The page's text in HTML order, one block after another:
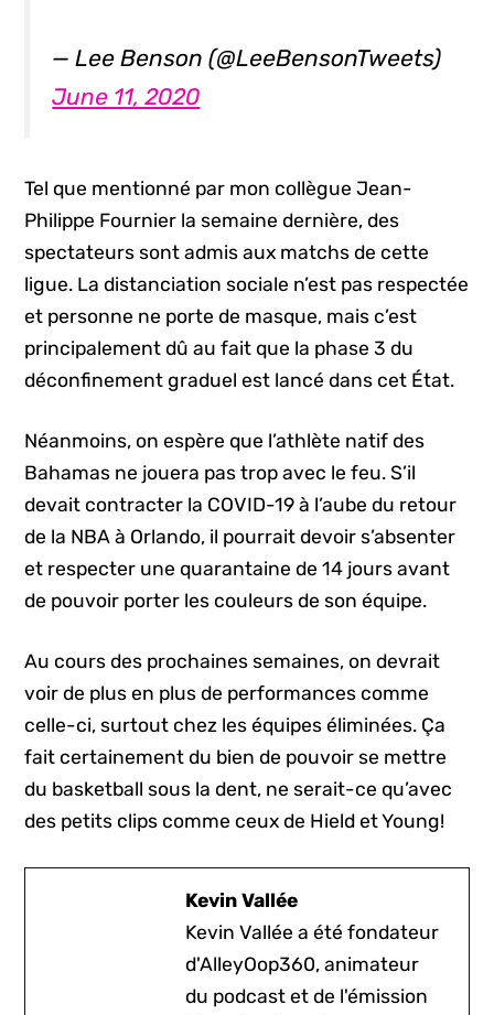
— Lee Benson (@LeeBensonTweets)
June 11, 2020
Tel que mentionné par mon collègue Jean-
Philippe Fournier la semaine dernière, des
spectateurs sont admis aux matchs de cette
ligue. La distanciation sociale n’est pas respectée
et personne ne porte de masque, mais c’est
principalement dû au fait que la phase 3 du
déconfinement graduel est lancé dans cet État.
Néanmoins, on espère que l’athlète natif des
Bahamas ne jouera pas trop avec le feu. S’il
devait contracter la COVID-19 à l’aube du retour
de la NBA à Orlando, il pourrait devoir s’absenter
et respecter une quarantaine de 14 jours avant
de pouvoir porter les couleurs de son équipe.
Au cours des prochaines semaines, on devrait
voir de plus en plus de performances comme
celle-ci, surtout chez les équipes éliminées. Ça
fait certainement du bien de pouvoir se mettre
du basketball sous la dent, ne serait-ce qu’avec
des petits clips comme ceux de Hield et Young!
Kevin Vallée
Kevin Vallée a été fondateur
d'AlleyOop360, animateur
du podcast et de l'émission